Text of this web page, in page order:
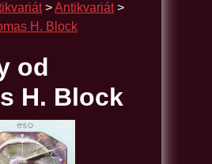
>Antikvariát >
H. Block
od
H. Block